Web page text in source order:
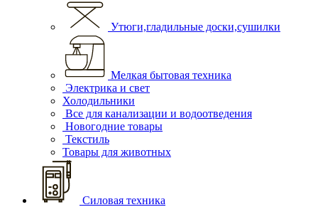
Утюги,гладильные доски,сушилки
Мелкая бытовая техника
Электрика и свет
Холодильники
Все для канализации и водоотведения
Новогодние товары
Текстиль
Товары для животных
Силовая техника